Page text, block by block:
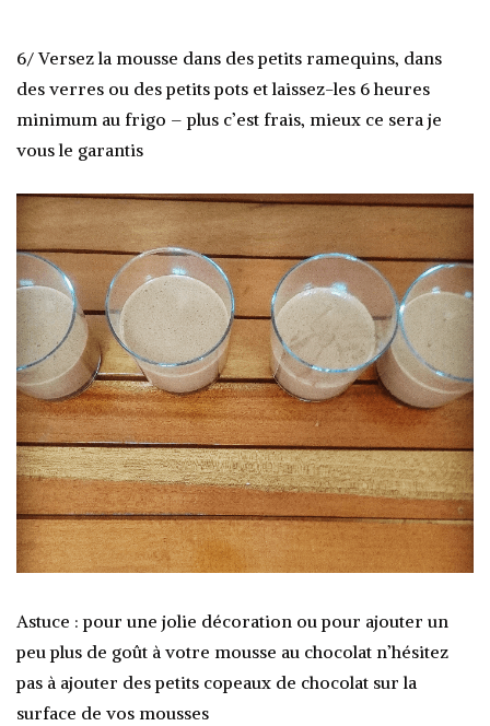
6/ Versez la mousse dans des petits ramequins, dans
des verres ou des petits pots et laissez-les 6 heures
minimum au frigo – plus c’est frais, mieux ce sera je
vous le garantis
Astuce : pour une jolie décoration ou pour ajouter un
peu plus de goût à votre mousse au chocolat n’hésitez
pas à ajouter des petits copeaux de chocolat sur la
surface de vos mousses